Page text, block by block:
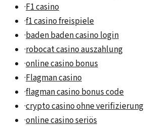
·F1 casino
·f1 casino freispiele
·baden baden casino login
·robocat casino auszahlung
·online casino bonus
·Flagman casino
·flagman casino bonus code
·crypto casino ohne verifizierung
·online casino seriös